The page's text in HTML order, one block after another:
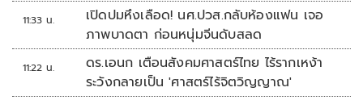
11:33 น.
เปิดปมหึงเลือด! นศ.ปวส.กลับห้องแฟน เจอ
ภาพบาดตา ก่อนหนุ่มจีนดับสลด
11:22 น.
ดร.เอนก เตือนสังคมศาสตร์ไทย ไร้รากเหง้า
ระวังกลายเป็น 'ศาสตร์ไร้จิตวิญญาณ'